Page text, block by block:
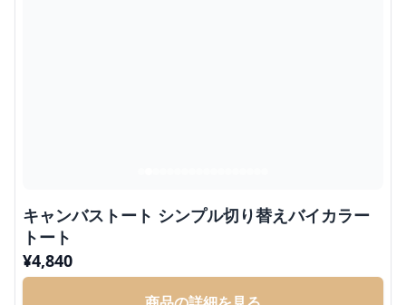
キャンバストート シンプル切り替えバイカラー
トート
¥4,840